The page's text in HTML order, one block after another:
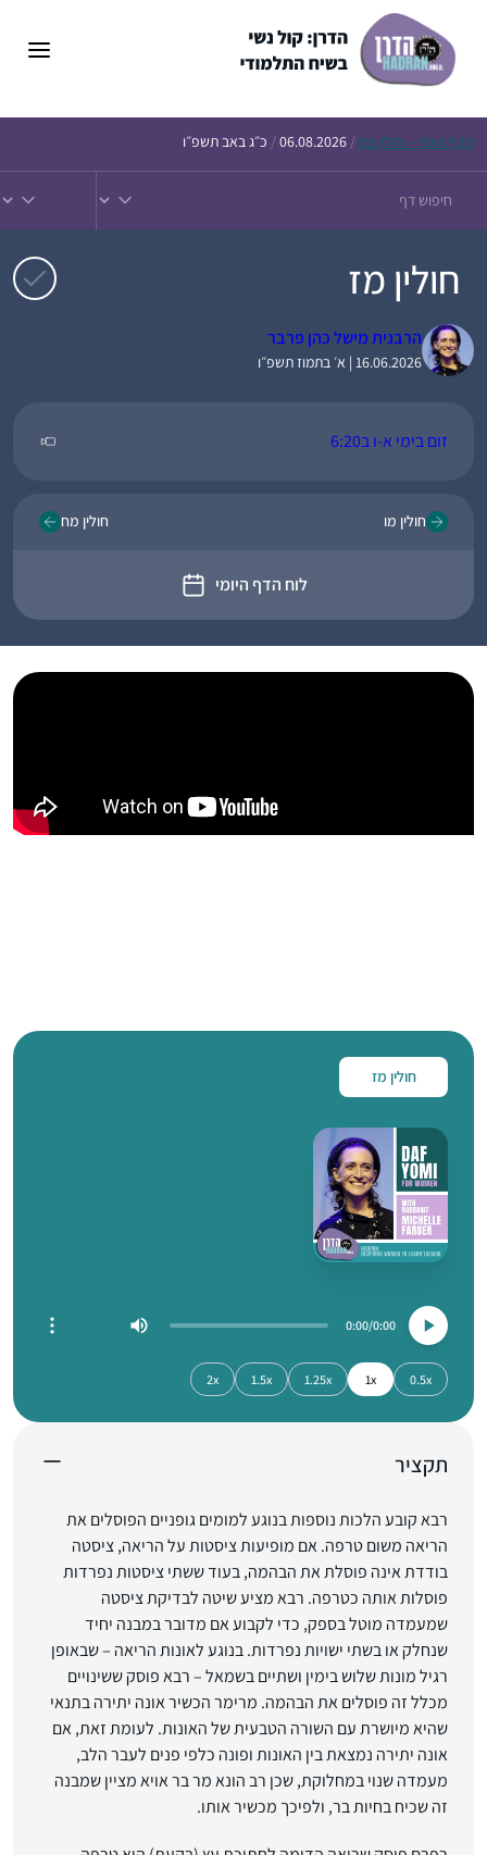
הדף היומי – חולין צח /
06.08.2026
/ כ״ג באב תשפ״ו
חולין מז
הרבנית מישל כהן פרבר
16.06.2026 | א׳ בתמוז תשפ״ו
זום בימי א-ו ב6:20
חולין מו
לוח הדף היומי
חולין מח
חולין מז
0:00
0:00
0.5x
1x
1.25x
1.5x
2x
תקציר
רבא קובע הלכות נוספות בנוגע למומים גופניים הפוסלים את
הריאה משום טרפה. אם מופיעות ציסטות על הריאה, ציסטה
בודדת אינה פוסלת את הבהמה, בעוד ששתי ציסטות נפרדות
פוסלות אותה כטרפה. רבא מציע שיטה לבדיקת ציסטה
שמעמדה מוטל בספק, כדי לקבוע אם מדובר במבנה יחיד
שנחלק או בשתי ישויות נפרדות. בנוגע לאונות הריאה – שבאופן
רגיל מונות שלוש בימין ושתיים בשמאל – רבא פוסק ששינויים
מכלל זה פוסלים את הבהמה. מרימר הכשיר אונה יתירה בתנאי
שהיא מיושרת עם השורה הטבעית של האונות. לעומת זאת, אם
אונה יתירה נמצאת בין האונות ופונה כלפי פנים לעבר הלב,
מעמדה שנוי במחלוקת, שכן רב הונא מר בר אויא מציין שמבנה
זה שכיח בחיות בר, ולפיכך מכשיר אותו.